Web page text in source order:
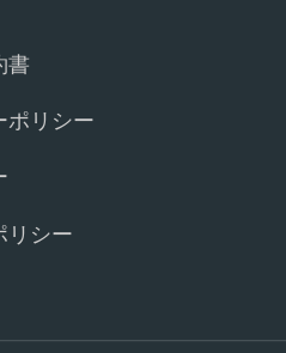
書
ポリシー
リシー